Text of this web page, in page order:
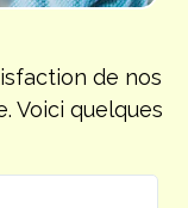
de nos
Voici quelques